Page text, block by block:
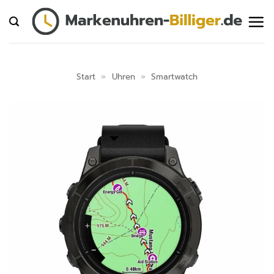
Inhalt
springen
Start » Uhren » Smartwatch